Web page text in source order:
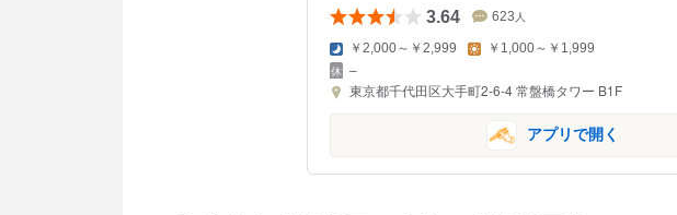
3.64 623 人
￥2,000～￥2,999 ￥1,000～￥1,999
–
東京都千代田区大手町2-6-4 常盤橋タワー B1F
アプリで開く